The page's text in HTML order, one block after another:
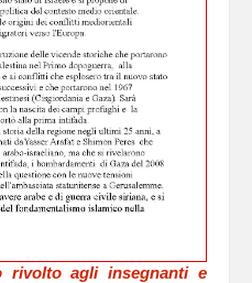
rivolto agli insegnanti e